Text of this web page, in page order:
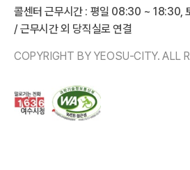
콜센터 근무시간 : 평일 08:30 ~ 18:30,
/ 근무시간 외 당직실로 연결
COPYRIGHT BY YEOSU-CITY. ALL